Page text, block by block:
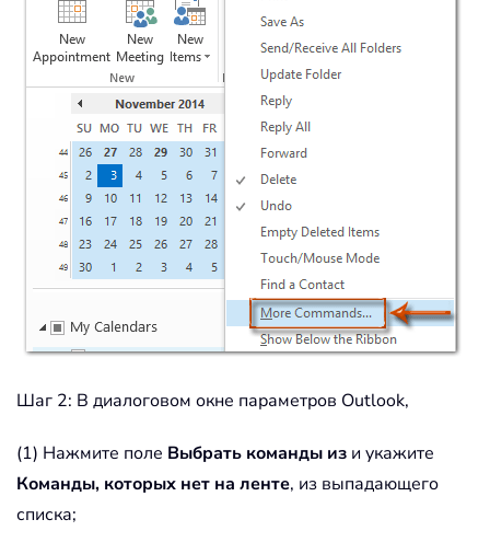
Шаг 2: В диалоговом окне параметров Outlook,
(1) Нажмите поле Выбрать команды из и укажите
Команды, которых нет на ленте, из выпадающего
списка;